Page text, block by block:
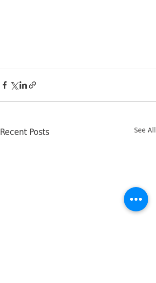
Recent Posts See All